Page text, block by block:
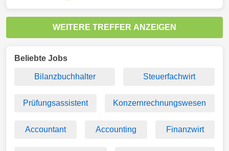
WEITERE TREFFER ANZEIGEN
Beliebte Jobs
Bilanzbuchhalter Steuerfachwirt
Prüfungsassistent Konzernrechnungswesen
Accountant Accounting Finanzwirt